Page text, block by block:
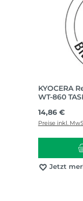
KYOCERA
WT-860
Regulärer
14,86 €
Preise inkl.
Jetzt